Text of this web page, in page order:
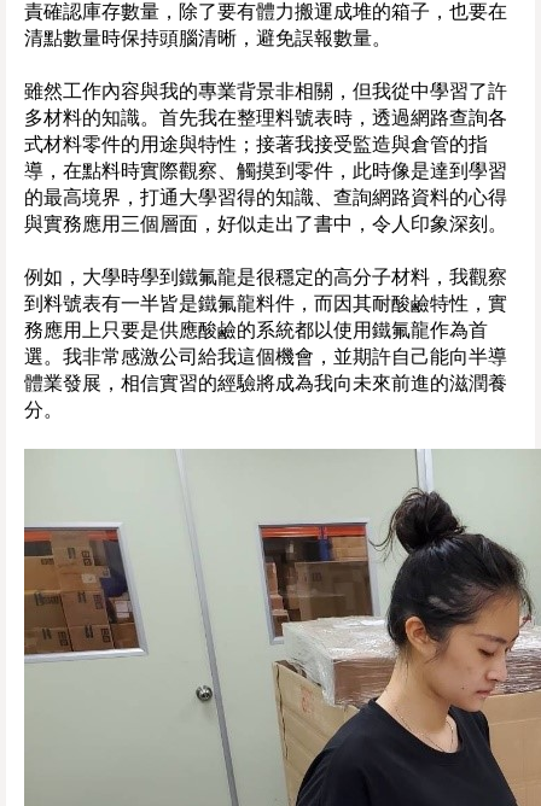
責確認庫存數量，除了要有體力搬運成堆的箱子，也要在
清點數量時保持頭腦清晰，避免誤報數量。
雖然工作內容與我的專業背景非相關，但我從中學習了許
多材料的知識。首先我在整理料號表時，透過網路查詢各
式材料零件的用途與特性；接著我接受監造與倉管的指
導，在點料時實際觀察、觸摸到零件，此時像是達到學習
的最高境界，打通大學習得的知識、查詢網路資料的心得
與實務應用三個層面，好似走出了書中，令人印象深刻。
例如，大學時學到鐵氟龍是很穩定的高分子材料，我觀察
到料號表有一半皆是鐵氟龍料件，而因其耐酸鹼特性，實
務應用上只要是供應酸鹼的系統都以使用鐵氟龍作為首
選。我非常感激公司給我這個機會，並期許自己能向半導
體業發展，相信實習的經驗將成為我向未來前進的滋潤養
分。